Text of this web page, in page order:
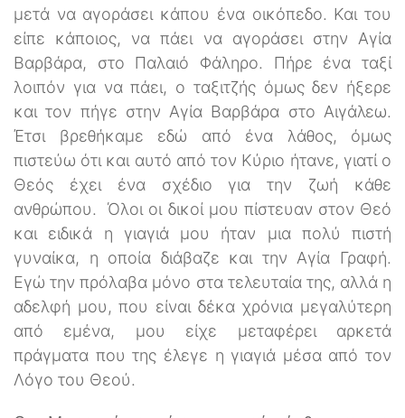
μετά να αγοράσει κάπου ένα οικόπεδο. Και του
είπε κάποιος, να πάει να αγοράσει στην Αγία
Βαρβάρα, στο Παλαιό Φάληρο. Πήρε ένα ταξί
λοιπόν για να πάει, ο ταξιτζής όμως δεν ήξερε
και τον πήγε στην Αγία Βαρβάρα στο Αιγάλεω.
Έτσι βρεθήκαμε εδώ από ένα λάθος, όμως
πιστεύω ότι και αυτό από τον Κύριο ήτανε, γιατί ο
Θεός έχει ένα σχέδιο για την ζωή κάθε
ανθρώπου. Όλοι οι δικοί μου πίστευαν στον Θεό
και ειδικά η γιαγιά μου ήταν μια πολύ πιστή
γυναίκα, η οποία διάβαζε και την Αγία Γραφή.
Εγώ την πρόλαβα μόνο στα τελευταία της, αλλά η
αδελφή μου, που είναι δέκα χρόνια μεγαλύτερη
από εμένα, μου είχε μεταφέρει αρκετά
πράγματα που της έλεγε η γιαγιά μέσα από τον
Λόγο του Θεού.